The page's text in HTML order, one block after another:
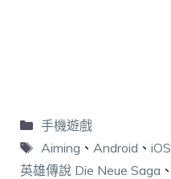
手機遊戲
Aiming 、 Android 、 iOS
英雄傳說 Die Neue Saga 、